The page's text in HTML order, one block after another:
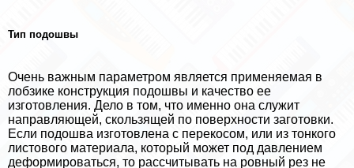
Тип подошвы
Очень важным параметром является применяемая в
лобзике конструкция подошвы и качество ее
изготовления. Дело в том, что именно она служит
направляющей, скользящей по поверхности заготовки.
Если подошва изготовлена с перекосом, или из тонкого
листового материала, который может под давлением
деформироваться, то рассчитывать на ровный рез не